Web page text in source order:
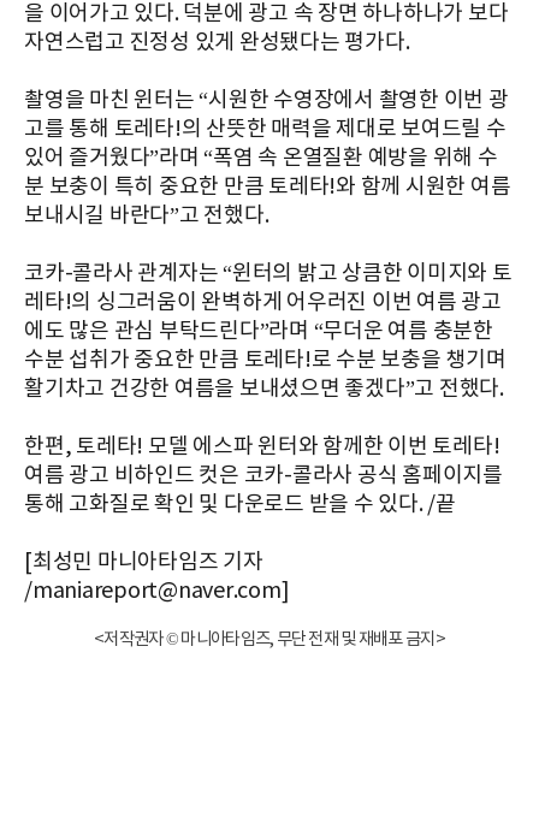
을 이어가고 있다. 덕분에 광고 속 장면 하나하나가 보다
자연스럽고 진정성 있게 완성됐다는 평가다.
촬영을 마친 윈터는 “시원한 수영장에서 촬영한 이번 광
고를 통해 토레타!의 산뜻한 매력을 제대로 보여드릴 수
있어 즐거웠다”라며 “폭염 속 온열질환 예방을 위해 수
분 보충이 특히 중요한 만큼 토레타!와 함께 시원한 여름
보내시길 바란다”고 전했다.
코카-콜라사 관계자는 “윈터의 밝고 상큼한 이미지와 토
레타!의 싱그러움이 완벽하게 어우러진 이번 여름 광고
에도 많은 관심 부탁드린다”라며 “무더운 여름 충분한
수분 섭취가 중요한 만큼 토레타!로 수분 보충을 챙기며
활기차고 건강한 여름을 보내셨으면 좋겠다”고 전했다.
한편, 토레타! 모델 에스파 윈터와 함께한 이번 토레타!
여름 광고 비하인드 컷은 코카-콜라사 공식 홈페이지를
통해 고화질로 확인 및 다운로드 받을 수 있다. /끝
[최성민 마니아타임즈 기자
/maniareport@naver.com]
<저작권자 © 마니아타임즈, 무단 전재 및 재배포 금지>